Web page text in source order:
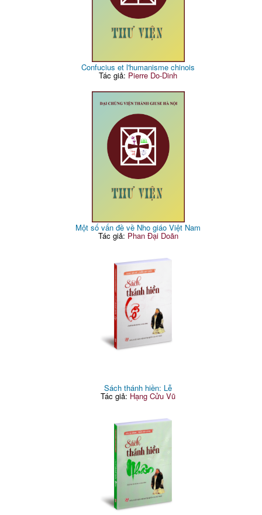
Confucius et l'humanisme chinois
Tác giả: Pierre Do-Dinh
Một số vấn đề về Nho giáo Việt Nam
Tác giả: Phan Đại Doãn
Sách thánh hiền: Lễ
Tác giả: Hạng Cửu Vũ